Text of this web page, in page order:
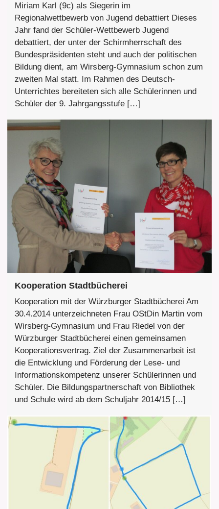
Miriam Karl (9c) als Siegerin im
Regionalwettbewerb von Jugend debattiert Dieses
Jahr fand der Schüler-Wettbewerb Jugend
debattiert, der unter der Schirmherrschaft des
Bundespräsidenten steht und auch der politischen
Bildung dient, am Wirsberg-Gymnasium schon zum
zweiten Mal statt. Im Rahmen des Deutsch-
Unterrichtes bereiteten sich alle Schülerinnen und
Schüler der 9. Jahrgangsstufe […]
Kooperation Stadtbücherei
Kooperation mit der Würzburger Stadtbücherei Am
30.4.2014 unterzeichneten Frau OStDin Martin vom
Wirsberg-Gymnasium und Frau Riedel von der
Würzburger Stadtbücherei einen gemeinsamen
Kooperationsvertrag. Ziel der Zusammenarbeit ist
die Entwicklung und Förderung der Lese- und
Informationskompetenz unserer Schülerinnen und
Schüler. Die Bildungspartnerschaft von Bibliothek
und Schule wird ab dem Schuljahr 2014/15 […]